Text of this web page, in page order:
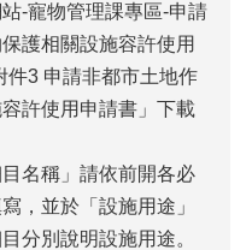
-寵物管理課專區-申請
護相關設施容許使用
件3 申請非都市土地作
許使用申請書」下載
名稱」請依前開各必
，並於「設施用途」
分別說明設施用途。